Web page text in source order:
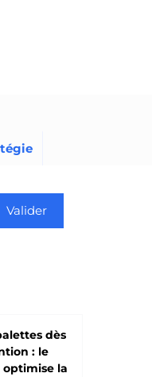
Valider
dès
: le
la